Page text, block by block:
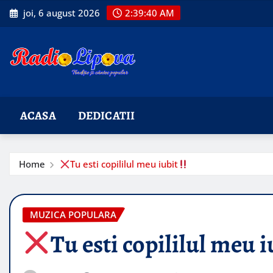
Skip
to
joi, 6 august 2026 2:39:41 AM
ACASA DEDICATII
Home Tu esti copililul meu iubit
MUZICA POPULARA
Tu esti copililul meu